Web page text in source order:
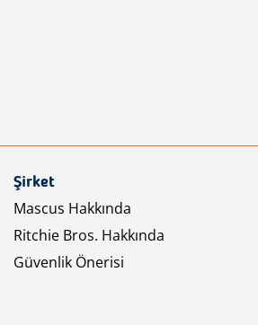
Şirket
Mascus Hakkında
Ritchie Bros. Hakkında
Güvenlik Önerisi